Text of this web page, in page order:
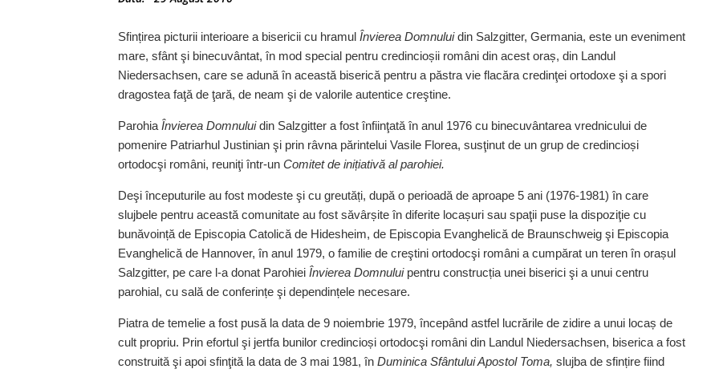
Sfințirea picturii interioare a bisericii cu hramul Învierea Domnuluidin Salzgitter, Germania, este un eveniment
mare, sfânt şi binecuvântat, în mod special pentru credincioșii români din acest oraș, din Landul
Niedersachsen, care se adună în această biserică pentru a păstra vie flacăra credinţei ortodoxe şi a spori
dragostea faţă de ţară, de neam şi de valorile autentice creştine.
Parohia Învierea Domnuluidin Salzgitter a fost înfiinţată în anul 1976 cu binecuvântarea vrednicului de
pomenire Patriarhul Justinian şi prin râvna părintelui Vasile Florea, susţinut de un grup de credincioși
ortodocşi români, reuniţi într‑un Comitet de inițiativă al parohiei.
Deşi începuturile au fost modeste şi cu greutăți, după o perioadă de aproape 5 ani (1976‑1981) în care
slujbele pentru această comunitate au fost săvârșite în diferite locașuri sau spaţii puse la dispoziţie cu
bunăvoință de Episcopia Catolică de Hidesheim, de Episcopia Evanghelică de Braunschweig şi Episcopia
Evanghelică de Hannover, în anul 1979, o familie de creştini ortodocşi români a cumpărat un teren în orașul
Salzgitter, pe care l‑a donat Parohiei Învierea Domnuluipentru construcția unei biserici şi a unui centru
parohial, cu sală de conferințe şi dependințele necesare.
Piatra de temelie a fost pusă la data de 9 noiembrie 1979, începând astfel lucrările de zidire a unui locaș de
cult propriu. Prin efortul şi jertfa bunilor credincioși ortodocşi români din Landul Niedersachsen, biserica a fost
construită şi apoi sfinţită la data de 3 mai 1981, în Duminica Sfântului Apostol Toma, slujba de sfințire fiind